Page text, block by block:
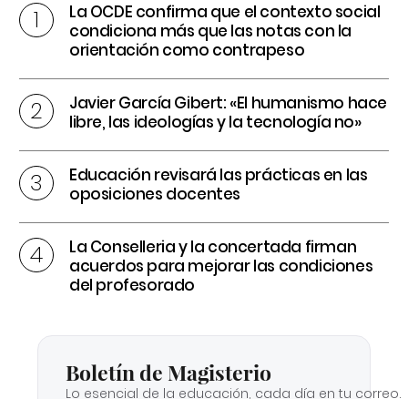
La OCDE confirma que el contexto social
condiciona más que las notas con la
orientación como contrapeso
Javier García Gibert: «El humanismo hace
libre, las ideologías y la tecnología no»
Educación revisará las prácticas en las
oposiciones docentes
La Conselleria y la concertada firman
acuerdos para mejorar las condiciones
del profesorado
Boletín de Magisterio
Lo esencial de la educación, cada día en tu correo.